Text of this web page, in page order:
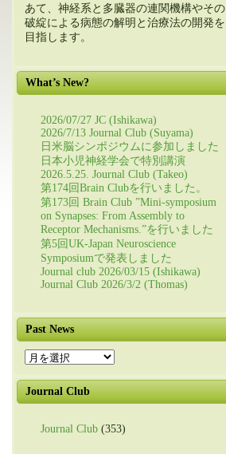
あて、神経系と多臓器の連関機構やその
破綻による病態の解明と治療法の開発を
目指します。
What’s New?
2026/07/27 JC (Ishikawa)
2026/7/13 Journal Club (Suyama)
日米脳シンポジウムに参加しました
日本小児神経学会で特別講演
2026.5.25. Journal Club (Takeo)
第174回Brain Clubを行いました。
第173回 Brain Club ”Mini-symposium
on Synapses: From Assembly to
Receptor Mechanisms.”を行いました
第5回UK-Japan Neuroscience
Symposiumで発表しました
Journal club 2026/03/15 (Ishikawa)
Journal Club 2026/3/2 (Thomas)
Past News
Past
News
Journal Club
Journal Club (353)